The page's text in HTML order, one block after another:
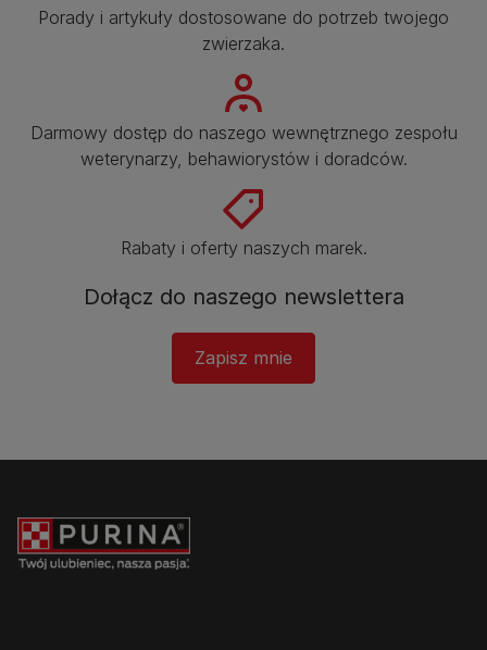
Porady i artykuły dostosowane do potrzeb twojego
zwierzaka.​
Darmowy dostęp do naszego wewnętrznego zespołu
weterynarzy, behawiorystów i doradców.​
Rabaty i oferty naszych marek.​
Dołącz do naszego newslettera​
Zapisz mnie